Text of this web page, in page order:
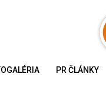
PR ČLÁNKY